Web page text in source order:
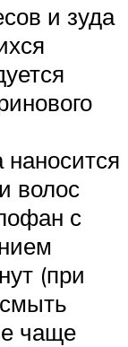
и зуда
волос
с
(при
чаще